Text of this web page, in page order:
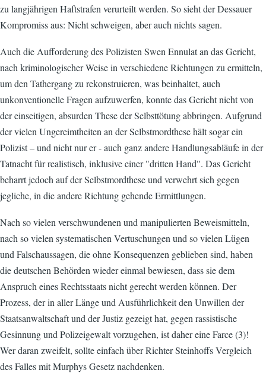
zu langjährigen Haftstrafen verurteilt werden. So sieht der Dessauer
Kompromiss aus: Nicht schweigen, aber auch nichts sagen.
Auch die Aufforderung des Polizisten Swen Ennulat an das Gericht,
nach kriminologischer Weise in verschiedene Richtungen zu ermitteln,
um den Tathergang zu rekonstruieren, was beinhaltet, auch
unkonventionelle Fragen aufzuwerfen, konnte das Gericht nicht von
der einseitigen, absurden These der Selbsttötung abbringen. Aufgrund
der vielen Ungereimtheiten an der Selbstmordthese hält sogar ein
Polizist – und nicht nur er - auch ganz andere Handlungsabläufe in der
Tatnacht für realistisch, inklusive einer "dritten Hand". Das Gericht
beharrt jedoch auf der Selbstmordthese und verwehrt sich gegen
jegliche, in die andere Richtung gehende Ermittlungen.
Nach so vielen verschwundenen und manipulierten Beweismitteln,
nach so vielen systematischen Vertuschungen und so vielen Lügen
und Falschaussagen, die ohne Konsequenzen geblieben sind, haben
die deutschen Behörden wieder einmal bewiesen, dass sie dem
Anspruch eines Rechtsstaats nicht gerecht werden können. Der
Prozess, der in aller Länge und Ausführlichkeit den Unwillen der
Staatsanwaltschaft und der Justiz gezeigt hat, gegen rassistische
Gesinnung und Polizeigewalt vorzugehen, ist daher eine Farce (3)!
Wer daran zweifelt, sollte einfach über Richter Steinhoffs Vergleich
des Falles mit Murphys Gesetz nachdenken.